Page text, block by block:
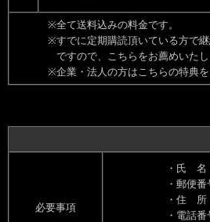
※全て送料込みの料金です。
※すでに定期購読頂いている方で
ですので、こちらをお薦めいた
※企業・法人の方はこちらの特典
必要事項
・氏 名
・郵便番
・住 所
・電話番